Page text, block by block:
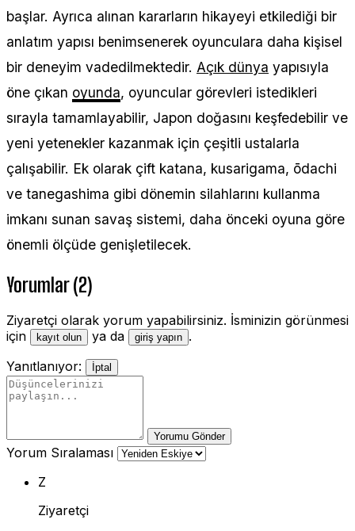
başlar. Ayrıca alınan kararların hikayeyi etkilediği bir
anlatım yapısı benimsenerek oyunculara daha kişisel
bir deneyim vadedilmektedir. Açık dünya yapısıyla
öne çıkan oyunda, oyuncular görevleri istedikleri
sırayla tamamlayabilir, Japon doğasını keşfedebilir ve
yeni yetenekler kazanmak için çeşitli ustalarla
çalışabilir. Ek olarak çift katana, kusarigama, ōdachi
ve tanegashima gibi dönemin silahlarını kullanma
imkanı sunan savaş sistemi, daha önceki oyuna göre
önemli ölçüde genişletilecek.
Yorumlar (2)
Ziyaretçi olarak yorum yapabilirsiniz. İsminizin görünmesi
için
kayıt olun ya da giriş yapın .
Yanıtlanıyor:
İptal
Yorumu Gönder
Yorum Sıralaması
Z
Ziyaretçi